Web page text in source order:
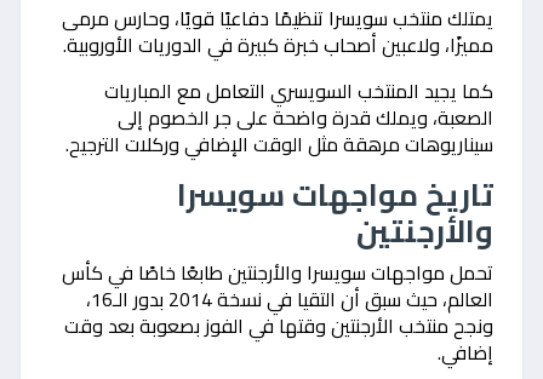
يمتلك منتخب سويسرا تنظيمًا دفاعيًا قويًا، وحارس مرمى
مميزًا، ولاعبين أصحاب خبرة كبيرة في الدوريات الأوروبية.
كما يجيد المنتخب السويسري التعامل مع المباريات
الصعبة، ويملك قدرة واضحة على جر الخصوم إلى
سيناريوهات مرهقة مثل الوقت الإضافي وركلات الترجيح.
تاريخ مواجهات سويسرا
والأرجنتين
تحمل مواجهات سويسرا والأرجنتين طابعًا خاصًا في كأس
العالم، حيث سبق أن التقيا في نسخة 2014 بدور الـ16،
ونجح منتخب الأرجنتين وقتها في الفوز بصعوبة بعد وقت
إضافي.